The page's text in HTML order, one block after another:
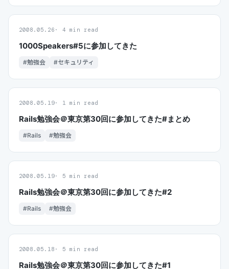
2008.05.26 4 min read
1000Speakers#5に参加してきた
#勉強会 #セキュリティ
2008.05.19 1 min read
Rails勉強会＠東京第30回に参加してきた#まとめ
#Rails #勉強会
2008.05.19 5 min read
Rails勉強会＠東京第30回に参加してきた#2
#Rails #勉強会
2008.05.18 5 min read
Rails勉強会＠東京第30回に参加してきた#1